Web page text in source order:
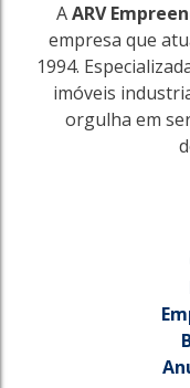
AARV
empresa que
1994.
imóveis
orgulha em